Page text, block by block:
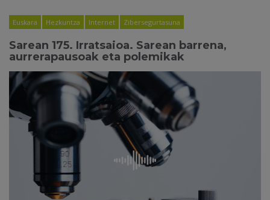
Euskara Hezkuntza Internet Zibersegurtasuna
Sarean 175. Irratsaioa. Sarean barrena,
aurrerapausoak eta polemikak